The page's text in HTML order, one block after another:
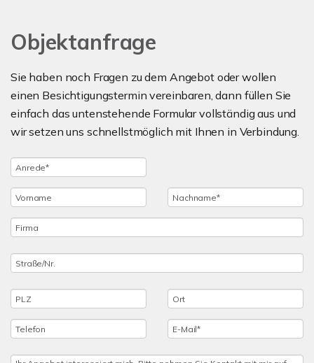
Objektanfrage
Sie haben noch Fragen zu dem Angebot oder wollen
einen Besichtigungstermin vereinbaren, dann füllen Sie
einfach das untenstehende Formular vollständig aus und
wir setzen uns schnellstmöglich mit Ihnen in Verbindung.